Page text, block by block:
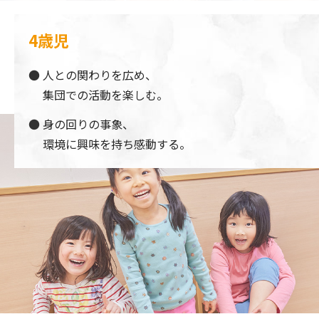
4歳児
人との関わりを広め、
集団での活動を楽しむ。
身の回りの事象、
環境に興味を持ち感動する。